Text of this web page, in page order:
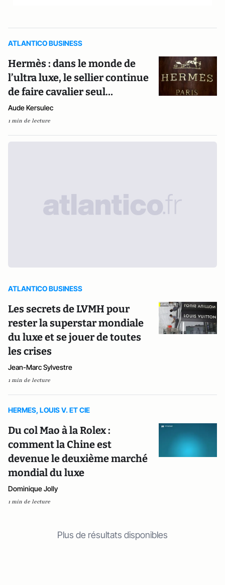
ATLANTICO BUSINESS
Hermès : dans le monde de
l’ultra luxe, le sellier continue
de faire cavalier seul…
Aude Kersulec
1 min de lecture
ATLANTICO BUSINESS
Les secrets de LVMH pour
rester la superstar mondiale
du luxe et se jouer de toutes
les crises
Jean-Marc Sylvestre
1 min de lecture
HERMES, LOUIS V. ET CIE
Du col Mao à la Rolex :
comment la Chine est
devenue le deuxième marché
mondial du luxe
Dominique Jolly
1 min de lecture
Plus de résultats disponibles